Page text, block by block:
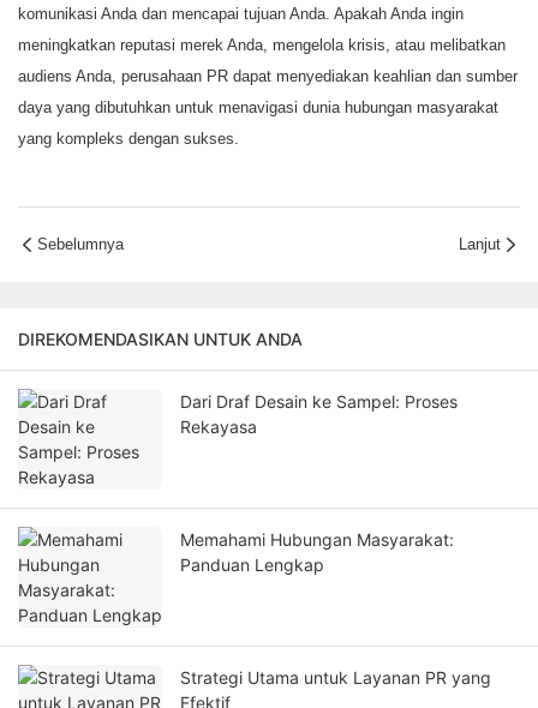
komunikasi Anda dan mencapai tujuan Anda. Apakah Anda ingin
meningkatkan reputasi merek Anda, mengelola krisis, atau melibatkan
audiens Anda, perusahaan PR dapat menyediakan keahlian dan sumber
daya yang dibutuhkan untuk menavigasi dunia hubungan masyarakat
yang kompleks dengan sukses.
Sebelumnya Lanjut
DIREKOMENDASIKAN UNTUK ANDA
Dari Draf Desain ke Sampel: Proses
Rekayasa
Memahami Hubungan Masyarakat:
Panduan Lengkap
Strategi Utama untuk Layanan PR yang
Efektif